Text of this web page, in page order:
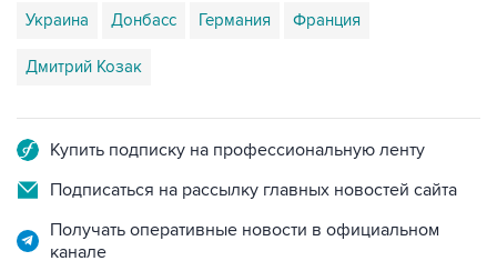
Дмитрий Козак
Подписаться на рассылку главных новостей сайта
Получать оперативные новости в официальном